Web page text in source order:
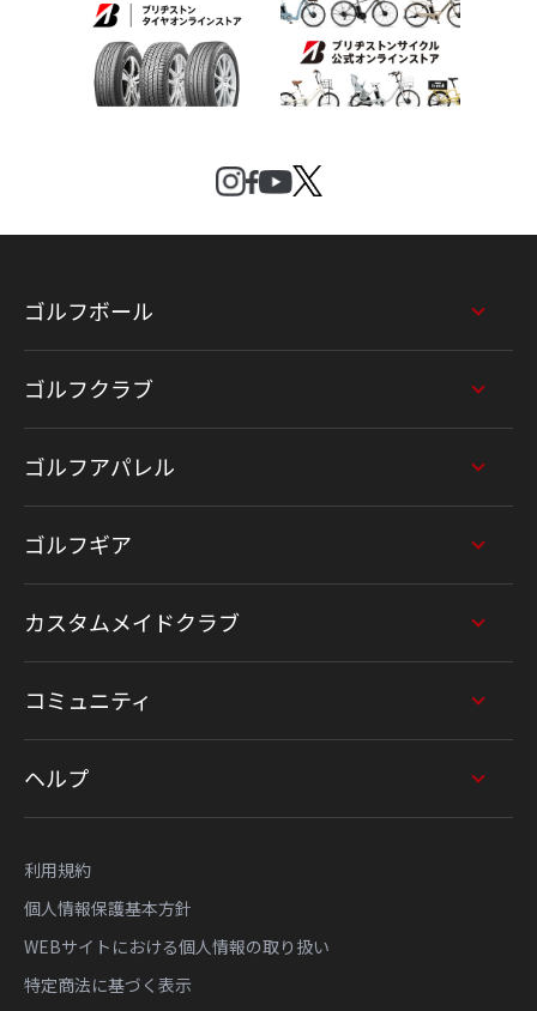
ゴルフボール
ゴルフクラブ
ゴルフアパレル
ゴルフギア
カスタムメイドクラブ
コミュニティ
ヘルプ
利用規約
個人情報保護基本方針
WEBサイトにおける個人情報の取り扱い
特定商法に基づく表示